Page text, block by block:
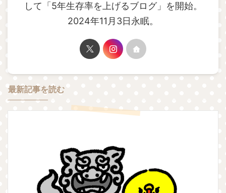
して「5年生存率を上げるブログ」を開始。
2024年11月3日永眠。
最新記事を読む